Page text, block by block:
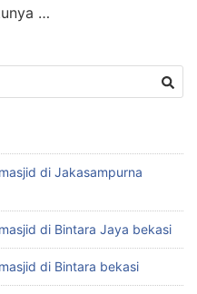
…
di Jakasampurna
di Bintara Jaya bekasi
di Bintara bekasi